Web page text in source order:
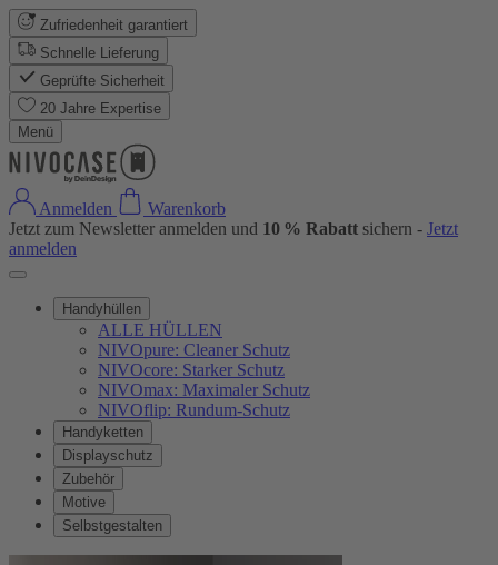
Zufriedenheit garantiert
Schnelle Lieferung
Geprüfte Sicherheit
20 Jahre Expertise
Menü
Anmelden
Warenkorb
Jetzt zum Newsletter anmelden und 10 % Rabatt sichern - Jetzt
anmelden
Handyhüllen
ALLE HÜLLEN
NIVOpure: Cleaner Schutz
NIVOcore: Starker Schutz
NIVOmax: Maximaler Schutz
NIVOflip: Rundum-Schutz
Handyketten
Displayschutz
Zubehör
Motive
Selbstgestalten